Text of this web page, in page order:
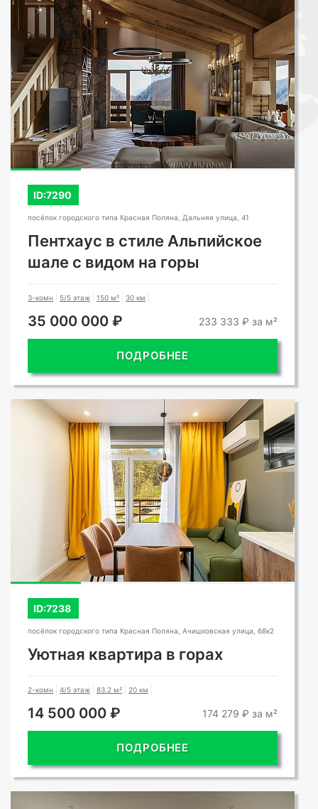
ID:7290
посёлок городского типа Красная Поляна, Дальняя улица, 41
Пентхаус в стиле Альпийское
шале с видом на горы
3-комн 5/5 этаж 150 м² 30 км
35 000 000 ₽ 233 333 ₽ за м²
ПОДРОБНЕЕ
ID:7238
посёлок городского типа Красная Поляна, Ачишховская улица, 68к2
Уютная квартира в горах
2-комн 4/5 этаж 83.2 м² 20 км
14 500 000 ₽ 174 279 ₽ за м²
ПОДРОБНЕЕ